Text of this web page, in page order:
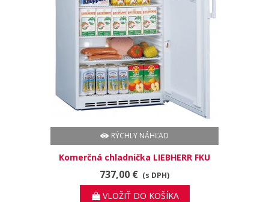
RÝCHLY NÁHĽAD
Komerčná chladnička LIEBHERR FKU
1800
737,00 € (s DPH)
VLOŽIŤ DO KOŠÍKA